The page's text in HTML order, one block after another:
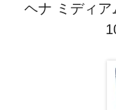
ヘナ ミディ